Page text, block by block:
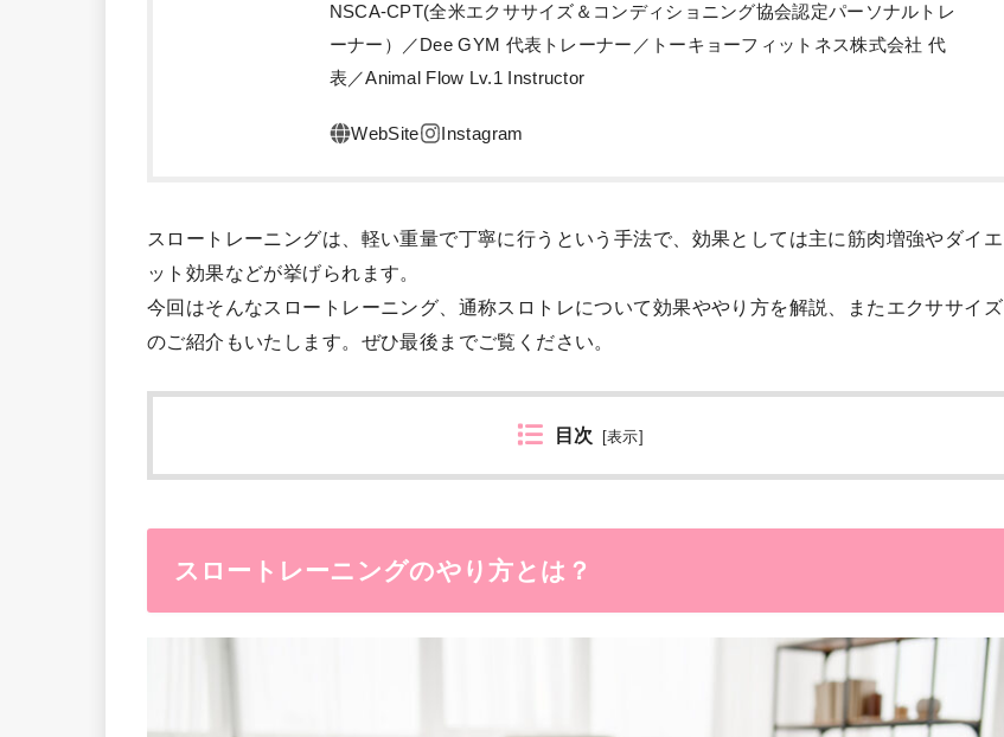
NSCA-CPT(全米エクササイズ＆コンディショニング協会認定パーソナルトレ
ーナー）／Dee GYM 代表トレーナー／トーキョーフィットネス株式会社 代
表／Animal Flow Lv.1 Instructor
スロートレーニングは、軽い重量で丁寧に行うという手法で、効果としては主に筋肉増強やダイエ
ット効果などが挙げられます。
今回はそんなスロートレーニング、通称スロトレについて効果ややり方を解説、またエクササイズ
のご紹介もいたします。ぜひ最後までご覧ください。
目次 [表示]
スロートレーニングのやり方とは？